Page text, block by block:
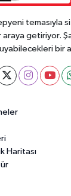
temasıyla
getiriyor.
bir
Haritası